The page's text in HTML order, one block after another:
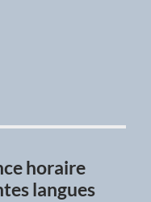
horaire
langues